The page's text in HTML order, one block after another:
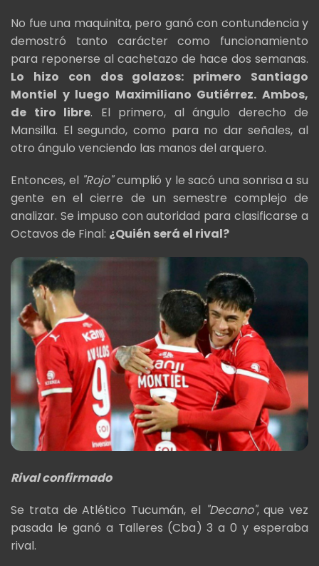
No fue una maquinita, pero ganó con contundencia y
demostró tanto carácter como funcionamiento
para reponerse al cachetazo de hace dos semanas.
Lo hizo con dos golazos: primero Santiago
Montiel y luego Maximiliano Gutiérrez. Ambos,
de tiro libre. El primero, al ángulo derecho de
Mansilla. El segundo, como para no dar señales, al
otro ángulo venciendo las manos del arquero.
Entonces, el "Rojo"cumplió y le sacó una sonrisa a su
gente en el cierre de un semestre complejo de
analizar. Se impuso con autoridad para clasificarse a
Octavos de Final: ¿Quién será el rival?
Rival confirmado
Se trata de Atlético Tucumán, el "Decano", que vez
pasada le ganó a Talleres (Cba) 3 a 0 y esperaba
rival.